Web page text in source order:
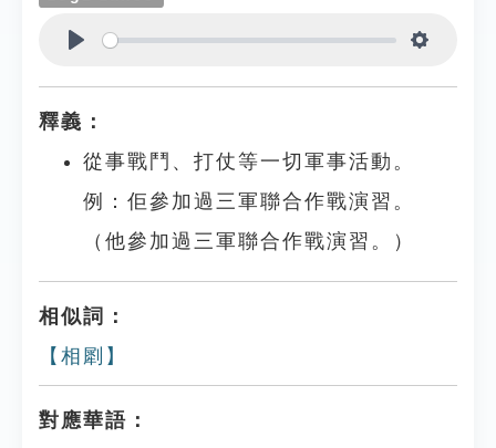
釋義：
從事戰鬥、打仗等一切軍事活動。
例：佢參加過三軍聯合作戰演習。
（他參加過三軍聯合作戰演習。）
相似詞：
【相㓾】
對應華語：